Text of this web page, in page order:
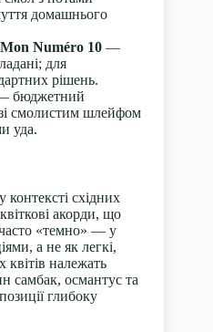
домашнього
Numéro 10 —
для
рішень.
бюджетний
смолистим шлейфом
уда.
у контексті східних
акорди, що
часто «темно» — у
а не як легкі,
квітів належать
самбак, османтус та
глибоку